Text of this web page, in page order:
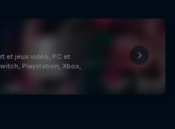
et jeux vidéo, PC et
Playstation, Xbox,